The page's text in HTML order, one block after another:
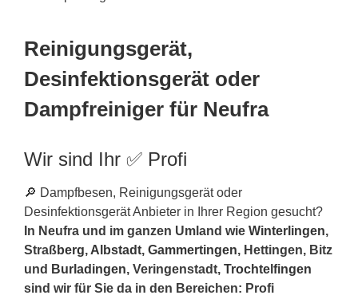
Reinigungsgerät,
Desinfektionsgerät oder
Dampfreiniger für Neufra
Wir sind Ihr ✅ Profi
🔎 Dampfbesen, Reinigungsgerät oder
Desinfektionsgerät Anbieter in Ihrer Region gesucht?
In Neufra und im ganzen Umland wie Winterlingen,
Straßberg, Albstadt, Gammertingen, Hettingen, Bitz
und Burladingen, Veringenstadt, Trochtelfingen
sind wir für Sie da in den Bereichen: Profi